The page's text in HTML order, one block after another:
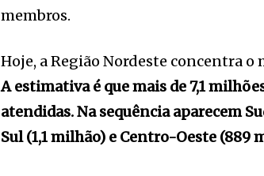
membros.
Hoje, a Região Nordeste concentra
A estimativa é que mais de 7,1
atendidas. Na sequência aparecem
Sul (1,1 milhão) e Centro-Oeste (889